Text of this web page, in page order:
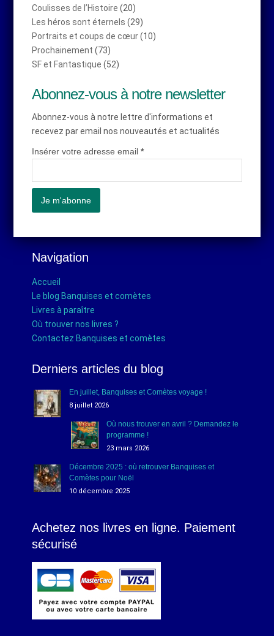
Coulisses de l’Histoire (20)
Les héros sont éternels (29)
Portraits et coups de cœur(10)
Prochainement (73)
SF et Fantastique (52)
Abonnez-vous à notre newsletter
Abonnez-vous à notre lettre d'informations et
recevez par email nos nouveautés et actualités
Insérer votre adresse email*
Navigation
Accueil
Le blog Banquises et comètes
Livres à paraître
Où trouver nos livres ?
Contactez Banquises et comètes
Derniers articles du blog
En juillet, Banquises et Comètes voyage !
8 juillet 2026
Où nous trouver en avril ? Demandez le
programme !
23 mars 2026
Décembre 2025 : où retrouver Banquises et
Comètes pour Noël
10 décembre 2025
Achetez nos livres en ligne. Paiement
sécurisé